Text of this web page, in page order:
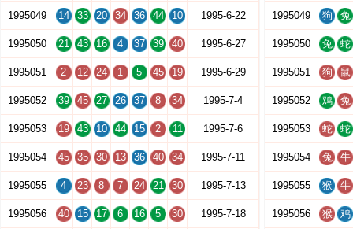
1995049 14 33 20 34 36 44 10 1995-6-22
1995050 21 43 16 4 37 39 40 1995-6-27
1995051 2 12 24 1 5 45 19 1995-6-29
1995052 39 45 27 26 37 8 34 1995-7-4
1995053 19 43 10 44 15 2 11 1995-7-6
1995054 45 35 30 13 36 40 34 1995-7-11
1995055 4 23 8 7 24 21 30 1995-7-13
1995056 40 15 17 6 16 5 30 1995-7-18
1995049 狗 兔
1995050 兔 蛇
1995051 狗 鼠
1995052 鸡 兔
1995053 蛇 蛇
1995054 兔 牛
1995055 猴 牛
1995056 猴 鸡